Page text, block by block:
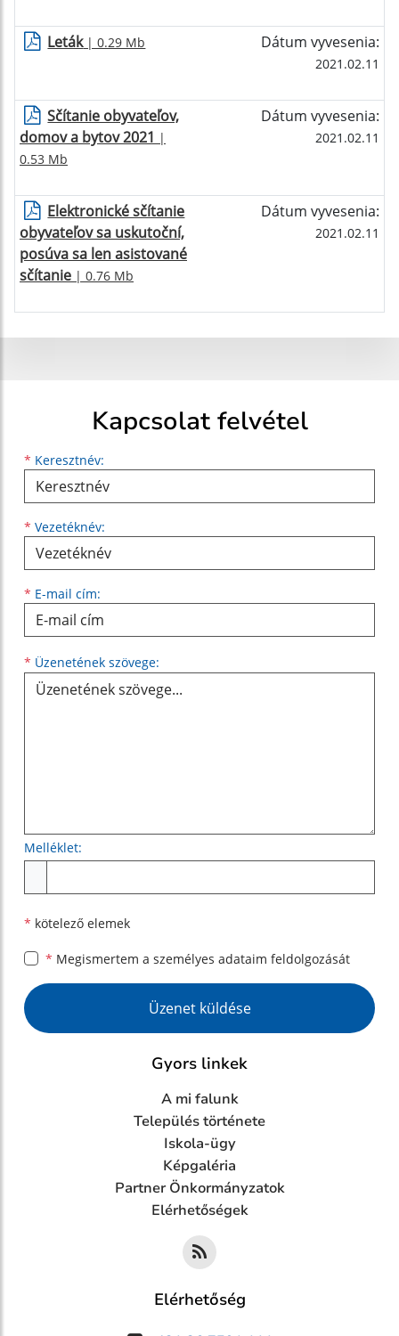
Leták| 0.29 Mb Dátum vyvesenia:
2021.02.11
Sčítanie obyvateľov,
domov a bytov 2021 |
0.53 Mb
Dátum vyvesenia:
2021.02.11
Elektronické sčítanie
obyvateľov sa uskutoční,
posúva sa len asistované
sčítanie | 0.76 Mb
Dátum vyvesenia:
2021.02.11
Kapcsolat felvétel
* Keresztnév:
Keresztnév
* Vezetéknév:
Vezetéknév
* E-mail cím:
E-mail cím
* Üzenetének szövege:
Melléklet:
* kötelező elemek
* Megismertem a személyes adataim feldolgozását
Google reCaptcha Response
Üzenet küldése
Gyors linkek
A mi falunk
Település története
Iskola-ügy
Képgaléria
Partner Önkormányzatok
Elérhetőségek
Elérhetőség